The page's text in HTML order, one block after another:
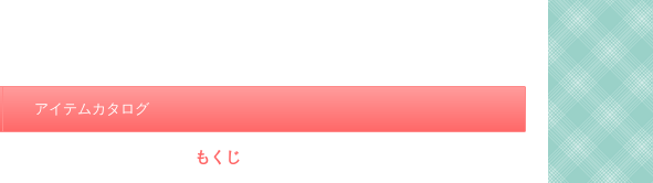
アイテムカタログ
もくじ